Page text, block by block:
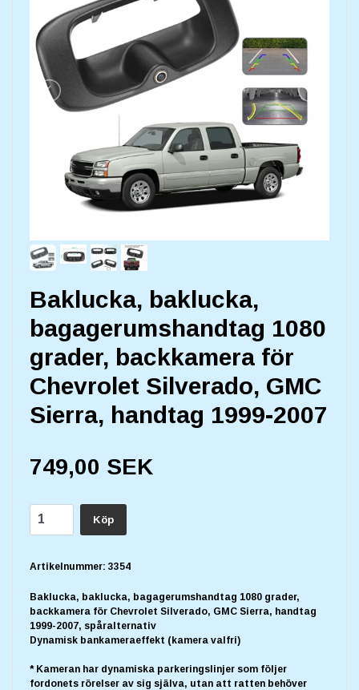
Baklucka, baklucka,
bagagerumshandtag 1080
grader, backkamera för
Chevrolet Silverado, GMC
Sierra, handtag 1999-2007
749,00 SEK
Köp
Artikelnummer: 3354
Baklucka, baklucka, bagagerumshandtag 1080 grader,
backkamera för Chevrolet Silverado, GMC Sierra, handtag
1999-2007, spåralternativ
Dynamisk bankameraeffekt (kamera valfri)
* Kameran har dynamiska parkeringslinjer som följer
fordonets rörelser av sig själva, utan att ratten behöver